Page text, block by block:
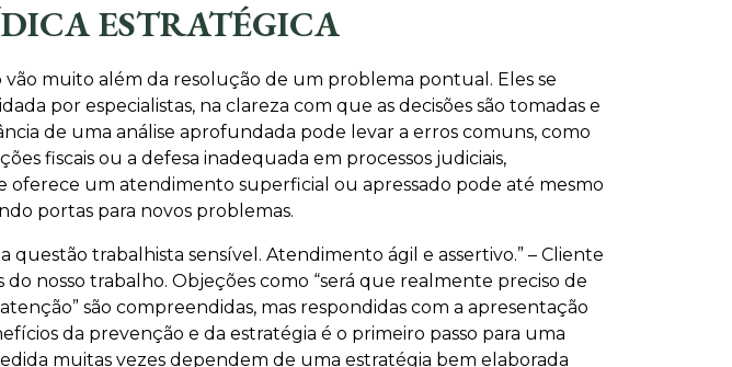
ESTRATÉGICA
muito além da resolução de um problema pontual. Eles se
por especialistas, na clareza com que as decisões são tomadas e
de uma análise aprofundada pode levar a erros comuns, como
fiscais ou a defesa inadequada em processos judiciais,
oferece um atendimento superficial ou apressado pode até mesmo
portas para novos problemas.
trabalhista sensível. Atendimento ágil e assertivo.” – Cliente
nosso trabalho. Objeções como “será que realmente preciso de
são compreendidas, mas respondidas com a apresentação
da prevenção e da estratégia é o primeiro passo para uma
muitas vezes dependem de uma estratégia bem elaborada